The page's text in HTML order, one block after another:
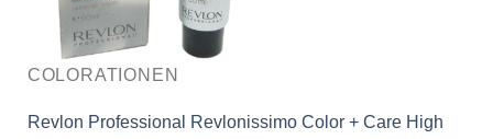
COLORATIONEN
Revlon Professional Revlonissimo Color + Care High